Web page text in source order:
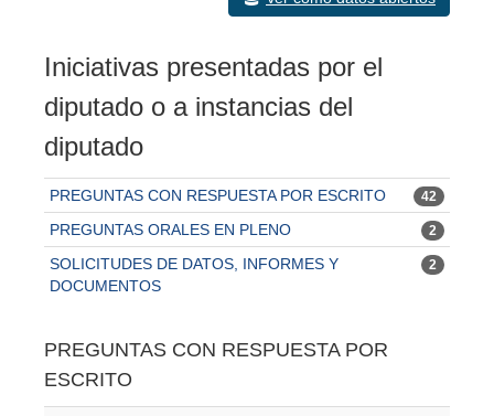
Iniciativas presentadas por el
diputado o a instancias del
diputado
PREGUNTAS CON RESPUESTA POR ESCRITO 42
PREGUNTAS ORALES EN PLENO 2
SOLICITUDES DE DATOS, INFORMES Y
DOCUMENTOS
2
PREGUNTAS CON RESPUESTA POR
ESCRITO